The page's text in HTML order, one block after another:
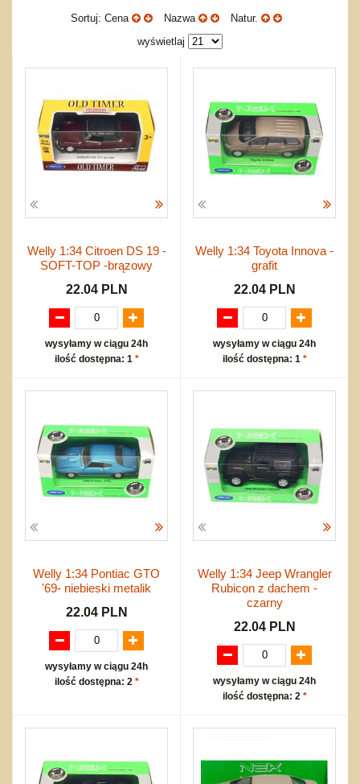
Dźwiekowe
Maty do zabawy
Inne
do koszykówki
Nowości
Start
Zakupy hurtowe
Koszty przesyłki
Regulamin
Mapa produktów
Sortuj: Cena Nazwa
Natur.
wyświetlaj
Welly 1:34 Citroen DS 19 -
SOFT-TOP -brązowy
22.04 PLN
wysyłamy w ciągu 24h
ilość dostępna: 1 *
Welly 1:34 Toyota Innova -
grafit
22.04 PLN
wysyłamy w ciągu 24h
ilość dostępna: 1 *
Welly 1:34 Pontiac GTO
'69- niebieski metalik
22.04 PLN
wysyłamy w ciągu 24h
ilość dostępna: 2 *
Welly 1:34 Jeep Wrangler
Rubicon z dachem -
czarny
22.04 PLN
wysyłamy w ciągu 24h
ilość dostępna: 2 *